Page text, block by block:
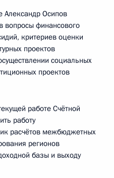
Александр Осипов
вопросы финансового
критериев оценки
проектов
социальных
проектов
работе Счётной
работу
расчётов межбюджетных
регионов
базы и выходу